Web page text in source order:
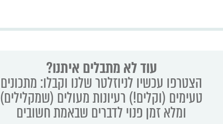
עוד לא מתבלים איתנו?
הצטרפו עכשיו לניוזלטר שלנו וקבלו: מתכונים
טעימים (וקלים!) רעיונות מעולים (שמקלילים)
ומלא זמן פנוי לדברים שבאמת חשובים